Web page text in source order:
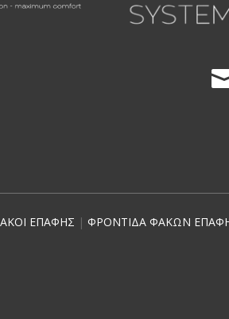
ΕΠΑΦΗΣ | ΦΡΟΝΤΙΔΑ ΦΑΚΩΝ